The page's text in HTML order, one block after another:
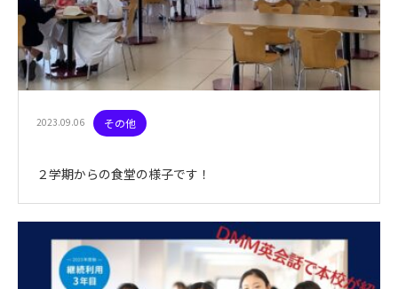
2023.09.06 その他
２学期からの食堂の様子です！